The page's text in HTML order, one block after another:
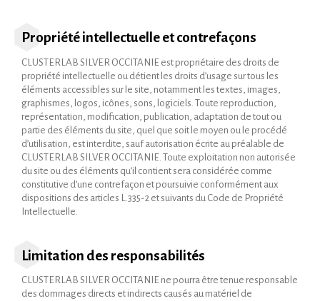
Propriété intellectuelle et contrefaçons
CLUSTERLAB SILVER OCCITANIE est propriétaire des droits de
propriété intellectuelle ou détient les droits d’usage sur tous les
éléments accessibles sur le site, notamment les textes, images,
graphismes, logos, icônes, sons, logiciels. Toute reproduction,
représentation, modification, publication, adaptation de tout ou
partie des éléments du site, quel que soit le moyen ou le procédé
d’utilisation, est interdite, sauf autorisation écrite au préalable de
CLUSTERLAB SILVER OCCITANIE. Toute exploitation non autorisée
du site ou des éléments qu’il contient sera considérée comme
constitutive d’une contrefaçon et poursuivie conformément aux
dispositions des articles L.335-2 et suivants du Code de Propriété
Intellectuelle.
Limitation des responsabilités
CLUSTERLAB SILVER OCCITANIE ne pourra être tenue responsable
des dommages directs et indirects causés au matériel de